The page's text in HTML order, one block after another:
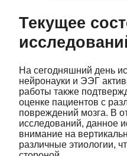
Текущее
На сегодняшний день
нейронауки и ЭЭГ
работы также
оценке пациентов с
повреждений мозга. В
исследований, данное
внимание на
различные этиологии,